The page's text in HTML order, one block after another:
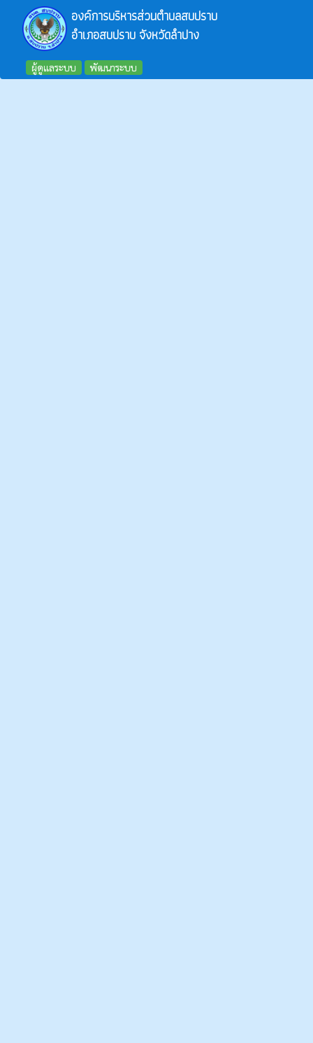
องค์การบริหารส่วนตำบลสบปราบ
อำเภอสบปราบ จังหวัดลำปาง
ผู้ดูแลระบบ พัฒนาระบบ